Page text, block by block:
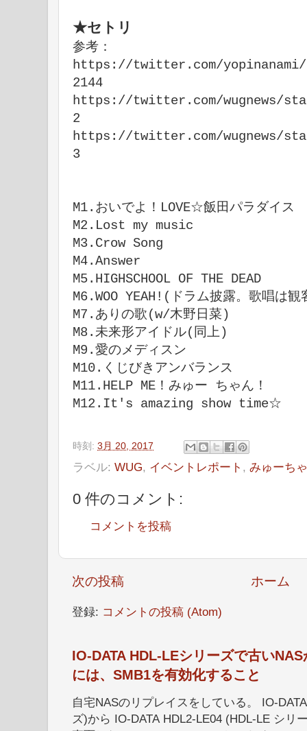
★セトリ
参考：
https://twitter.com/yopinanami/
2144
https://twitter.com/wugnews/
2
https://twitter.com/wugnews/
3
M1.おいでよ！LOVE☆飯田パラダイス
M2.Lost my music
M3.Crow Song
M4.Answer
M5.HIGHSCHOOL OF THE DEAD
M6.WOO YEAH!(ドラム披露。歌唱は観
M7.ありの歌(w/木野日菜)
M8.未来形アイドル(同上)
M9.愛のメディスン
M10.くじびきアンバランス
M11.HELP ME！みゅー ちゃん！
M12.It's amazing show time☆
時刻: 3月 20, 2017
ラベル: WUG, イベントレポート , みゅーち
0 件のコメント:
コメントを投稿
次の投稿 ホーム
登録: コメントの投稿 (Atom)
IO-DATA HDL-LEシリーズで古い
には、SMB1を有効化すること
自宅NASのリプレイスをしている。 IO-
ズ)から IO-DATA HDL2-LE04 (HDL-LE シリ